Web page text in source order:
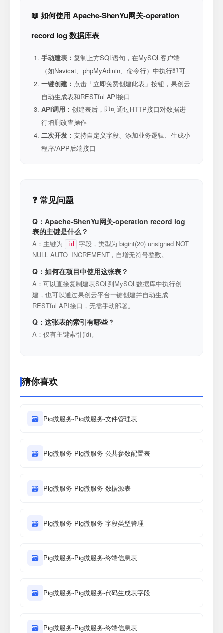
📖 如何使用 Apache-ShenYu网关-operation
record log 数据库表
手动建表： 复制上方SQL语句，在MySQL客户端
（如Navicat、phpMyAdmin、命令行）中执行即可
一键创建： 点击「立即免费创建此表」按钮，果创云
自动生成表和RESTful API接口
API调用： 创建表后，即可通过HTTP接口对数据进
行增删改查操作
二次开发： 支持自定义字段、添加业务逻辑、生成小
程序/APP后端接口
❓ 常见问题
Q：Apache-ShenYu网关-operation record log
表的主键是什么？
A：主键为 id
字段，类型为 bigint(20) unsigned NOT
NULL AUTO_INCREMENT，自增无符号整数。
Q：如何在项目中使用这张表？
A：可以直接复制建表SQL到MySQL数据库中执行创
建，也可以通过果创云平台一键创建并自动生成
RESTful API接口，无需手动部署。
Q：这张表的索引有哪些？
A：仅有主键索引(id)。
猜你喜欢
🗃 Pig微服务-Pig微服务-文件管理表
🗃 Pig微服务-Pig微服务-公共参数配置表
🗃 Pig微服务-Pig微服务-数据源表
🗃 Pig微服务-Pig微服务-字段类型管理
🗃 Pig微服务-Pig微服务-终端信息表
🗃 Pig微服务-Pig微服务-代码生成表字段
🗃 Pig微服务-Pig微服务-终端信息表